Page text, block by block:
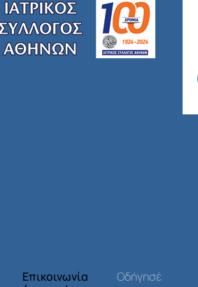
Επικοινωνία
Οδήγησέ